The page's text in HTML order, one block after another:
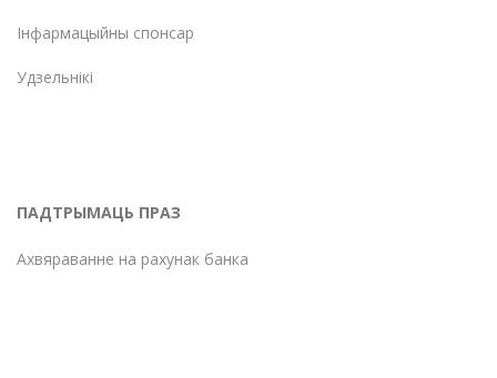
Інфармацыйны спонсар
Удзельнікі
ПАДТРЫМАЦЬ ПРАЗ
Ахвяраванне на рахунак банка